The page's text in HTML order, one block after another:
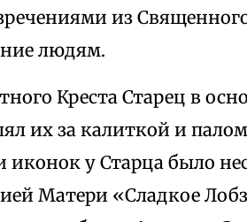
из
людям.
Креста Старец в
их за калиткой и
у Старца было
Матери «Сладкое